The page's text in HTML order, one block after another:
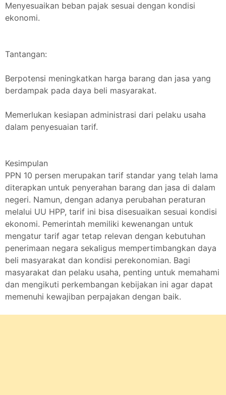
Menyesuaikan beban pajak sesuai dengan kondisi
ekonomi.
Tantangan:
Berpotensi meningkatkan harga barang dan jasa yang
berdampak pada daya beli masyarakat.
Memerlukan kesiapan administrasi dari pelaku usaha
dalam penyesuaian tarif.
Kesimpulan
PPN 10 persen merupakan tarif standar yang telah lama
diterapkan untuk penyerahan barang dan jasa di dalam
negeri. Namun, dengan adanya perubahan peraturan
melalui UU HPP, tarif ini bisa disesuaikan sesuai kondisi
ekonomi. Pemerintah memiliki kewenangan untuk
mengatur tarif agar tetap relevan dengan kebutuhan
penerimaan negara sekaligus mempertimbangkan daya
beli masyarakat dan kondisi perekonomian. Bagi
masyarakat dan pelaku usaha, penting untuk memahami
dan mengikuti perkembangan kebijakan ini agar dapat
memenuhi kewajiban perpajakan dengan baik.